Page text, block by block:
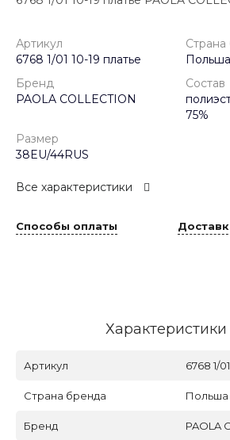
Артикул
6768 1/01 10-19 платье
Польша
Бренд
PAOLA COLLECTION
Состав
75%
Размер
38EU/44RUS
Все характеристики
Способы оплаты
Характеристики
Артикул 6768 1/
Страна бренда Польша
Бренд PAOLA